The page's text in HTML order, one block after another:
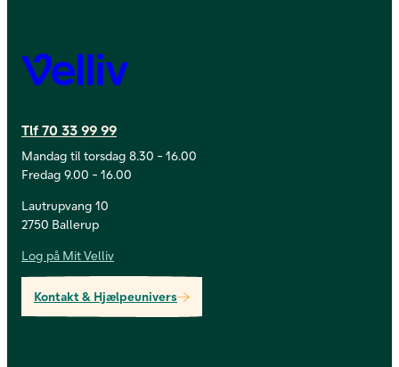
Velliv
Tlf 70 33 99 99
Mandag til torsdag 8.30 - 16.00
Fredag 9.00 - 16.00
Lautrupvang 10
2750 Ballerup
Log på Mit Velliv
Kontakt & Hjælpeunivers